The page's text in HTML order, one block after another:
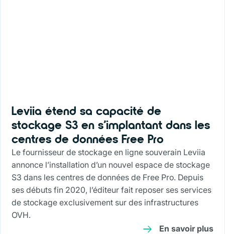
Leviia étend sa capacité de
stockage S3 en s’implantant dans les
centres de données Free Pro
Le fournisseur de stockage en ligne souverain Leviia
annonce l’installation d’un nouvel espace de stockage
S3 dans les centres de données de Free Pro. Depuis
ses débuts fin 2020, l’éditeur fait reposer ses services
de stockage exclusivement sur des infrastructures
OVH.
En savoir plus